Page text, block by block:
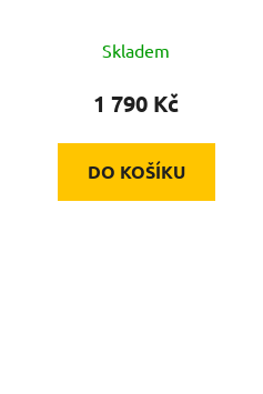
Skladem
1 790 Kč
DO KOŠÍKU